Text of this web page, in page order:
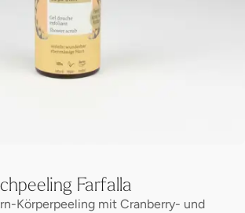
Farfalla
Körperpeeling mit Cranberry- und